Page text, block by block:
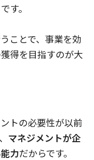
です。
ことで、事業を効
得を目指すのが大
トの必要性が以前
マネジメントが企
力だからです。